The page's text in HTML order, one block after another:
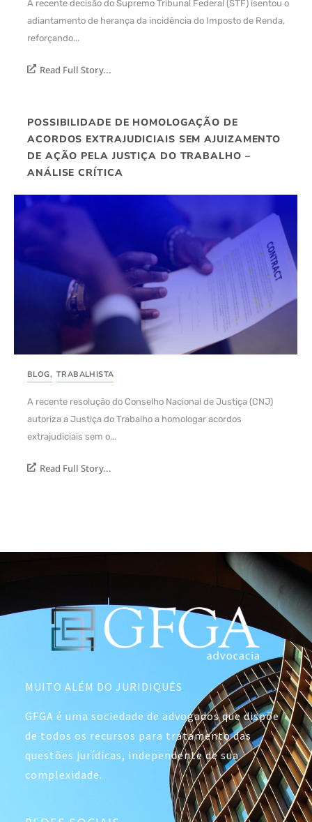
A recente decisão do Supremo Tribunal Federal (STF) isentou o
adiantamento de herança da incidência do Imposto de Renda,
reforçando...
Read Full Story...
POSSIBILIDADE DE HOMOLOGAÇÃO DE
ACORDOS EXTRAJUDICIAIS SEM AJUIZAMENTO
DE AÇÃO PELA JUSTIÇA DO TRABALHO –
ANÁLISE CRÍTICA
BLOG, TRABALHISTA
A recente resolução do Conselho Nacional de Justiça (CNJ)
autoriza a Justiça do Trabalho a homologar acordos
extrajudiciais sem o...
Read Full Story...
MUITO ALÉM DO JURIDIQUÊS
GFGA é uma sociedade de advogados que dispõe
de todos os recursos para tratamento das
questões jurídicas, independente de sua
complexidade.